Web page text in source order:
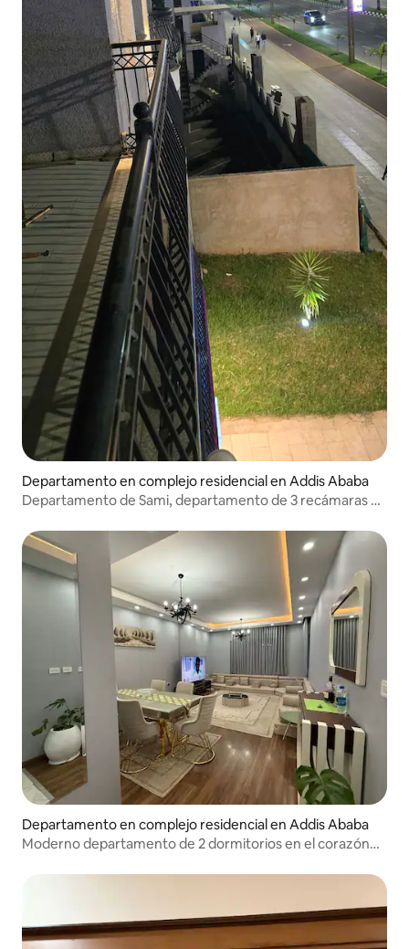
Departamento en complejo residencial en Addis Ababa
Departamento de Sami, departamento de 3 recámaras en
Departamento en complejo residencial en Addis Ababa
Moderno departamento de 2 dormitorios en el corazón